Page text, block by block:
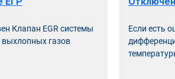
Клапан EGR системы
выхлопных газов
Если есть